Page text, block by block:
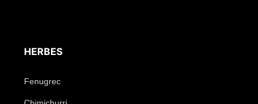
HERBES
Fenugrec